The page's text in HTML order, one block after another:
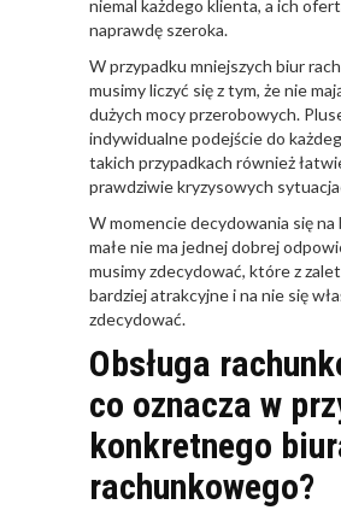
niemal każdego klienta, a ich
naprawdę szeroka.
W przypadku mniejszych biur
musimy liczyć się z tym, że nie
dużych mocy przerobowych.
indywidualne podejście do
takich przypadkach również
prawdziwie kryzysowych
W momencie decydowania się na
małe nie ma jednej dobrej
musimy zdecydować, które z
bardziej atrakcyjne i na nie się
zdecydować.
Obsługa
co oznacza w
konkretnego
rachunkowego?